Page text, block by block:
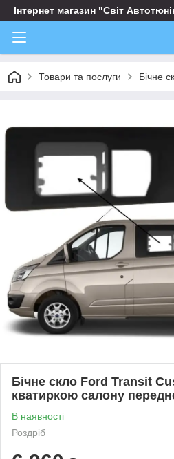
Інтернет магазин "Світ
Товари та послуги Бічне
Бічне скло Ford Transit
кватиркою салону
В наявності
Роздріб